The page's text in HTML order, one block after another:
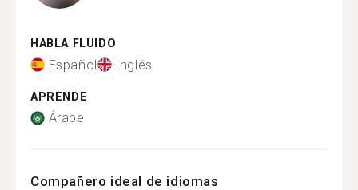
HABLA FLUIDO
Español Inglés
APRENDE
Árabe
Compañero ideal de idiomas